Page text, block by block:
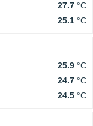
27.7 °C
25.1 °C
25.9 °C
24.7 °C
24.5 °C